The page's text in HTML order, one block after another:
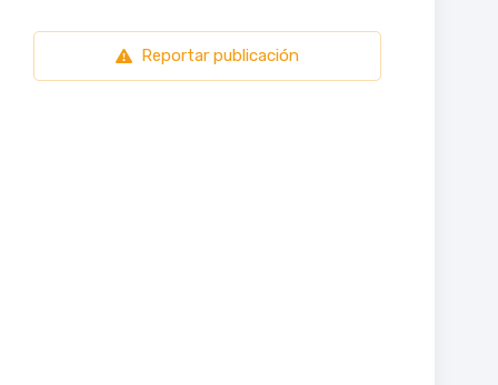
Reportar publicación